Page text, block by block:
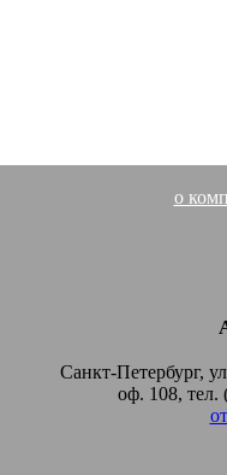
о
Санкт-Петербург,
оф. 108, тел.